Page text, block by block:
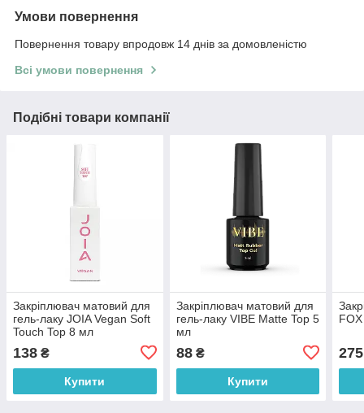
Умови повернення
Повернення товару впродовж 14 днів за домовленістю
Всі умови повернення
Подібні товари компанії
Закріплювач матовий для
гель-лаку JOIA Vegan Soft
Touch Top 8 мл
138 ₴
Купити
Закріплювач матовий для
гель-лаку VIBE Matte Top 5
мл
88₴
Купити
275